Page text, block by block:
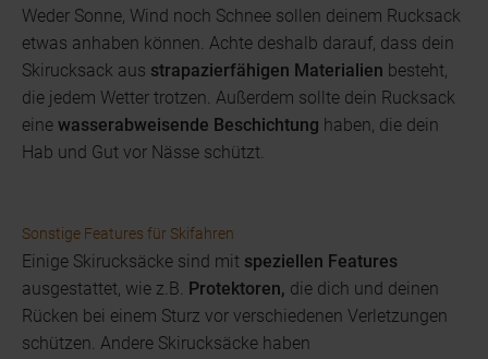
Weder Sonne, Wind noch Schnee sollen deinem Rucksack
etwas anhaben können. Achte deshalb darauf, dass dein
Skirucksack aus strapazierfähigen Materialien besteht,
die jedem Wetter trotzen. Außerdem sollte dein Rucksack
eine wasserabweisende Beschichtung haben, die dein
Hab und Gut vor Nässe schützt.
Sonstige Features für Skifahren
Einige Skirucksäcke sind mit speziellen Features
ausgestattet, wie z.B. Protektoren, die dich und deinen
Rücken bei einem Sturz vor verschiedenen Verletzungen
schützen. Andere Skirucksäcke haben